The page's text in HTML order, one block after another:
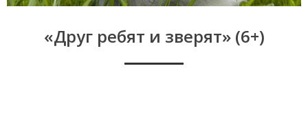
«Друг ребят и зверят» (6+)